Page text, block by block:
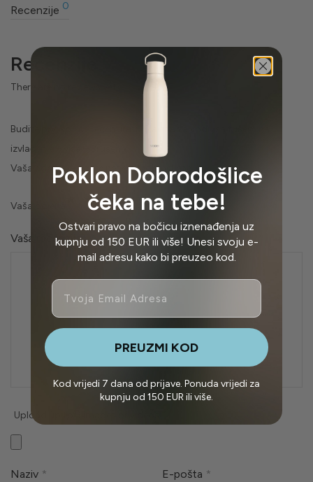
Recenzije 0
Recenzije
There are no reviews yet
Budite prvi koji će recenzirati “Slavina za vodu sa tušem na
izvlačenje – viša – Brušena”
Vaša adresa e-pošte neće biti objavljena.
Vaša ocjena
Vaša recenzija *
Upload up to 3 images or videos
Naziv * E-pošta *
Poklon Dobrodošlice
čeka na tebe!
Ostvari pravo na bočicu iznenađenja uz
kupnju od 150 EUR ili više! Unesi svoju e-
mail adresu kako bi preuzeo kod.
Email
PREUZMI KOD
Kod vrijedi 7 dana od prijave. Ponuda vrijedi za
kupnju od 150 EUR ili više.